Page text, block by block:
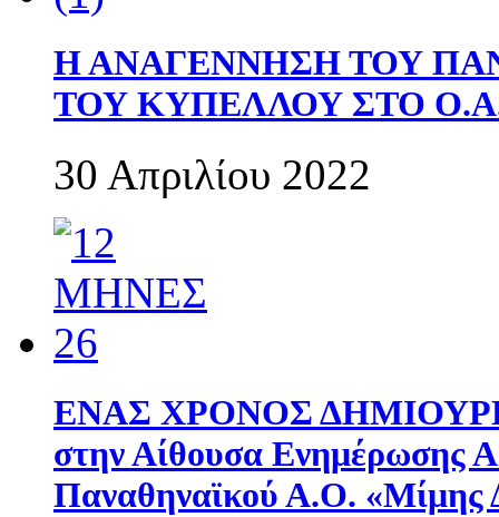
Η ΑΝΑΓΕΝΝΗΣΗ ΤΟΥ
ΤΟΥ ΚΥΠΕΛΛΟΥ ΣΤΟ
30 Απριλίου 2022
ΕΝΑΣ ΧΡΟΝΟΣ
στην Αίθουσα Ενημέρωσης
Παναθηναϊκού Α.Ο. «Μίμης